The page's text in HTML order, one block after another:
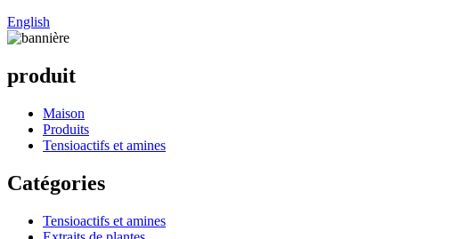
English
produit
Maison
Produits
Tensioactifs et amines
Catégories
Tensioactifs et amines